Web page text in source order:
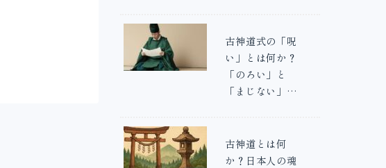
古神道式の「呪
い」とは何か？
「のろい」と
「まじない」の
古神道とは何
か？日本人の魂